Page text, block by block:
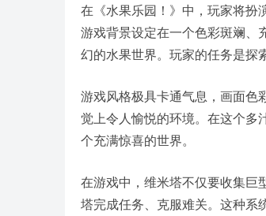
在《水果乐园！》中，玩家将
游戏背景设定在一个色彩斑斓、
幻的水果世界。玩家的任务是探
游戏风格极具卡通气息，画面色
觉上令人愉悦的环境。在这个多
个充满惊喜的世界。
在游戏中，维米塔不仅要收集巨
塔完成任务、克服难关。这种系